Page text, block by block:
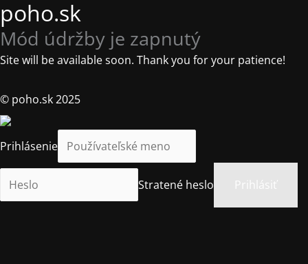
poho.sk
Mód údržby je zapnutý
Site will be available soon. Thank you for your patience!
© poho.sk 2025
Prihlásenie
Stratené heslo